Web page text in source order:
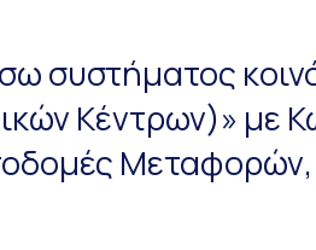
συστήματος
Κέντρων)» με
Μεταφορών,